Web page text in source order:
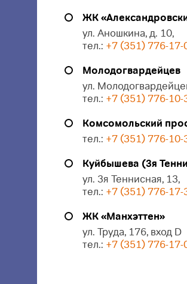
ЖК
ул. Аношкина, д. 10,
тел.: +7 (351) 776-17-
Молодогвардейцев
ул.
тел.: +7 (351) 776-10-
Комсомольский
тел.: +7 (351) 776-10-
Куйбышева (3я
ул. 3я Теннисная, 13,
тел.: +7 (351) 776-17-
ЖК «Манхэттен»
ул. Труда, 176, вход D
тел.: +7 (351) 776-17-